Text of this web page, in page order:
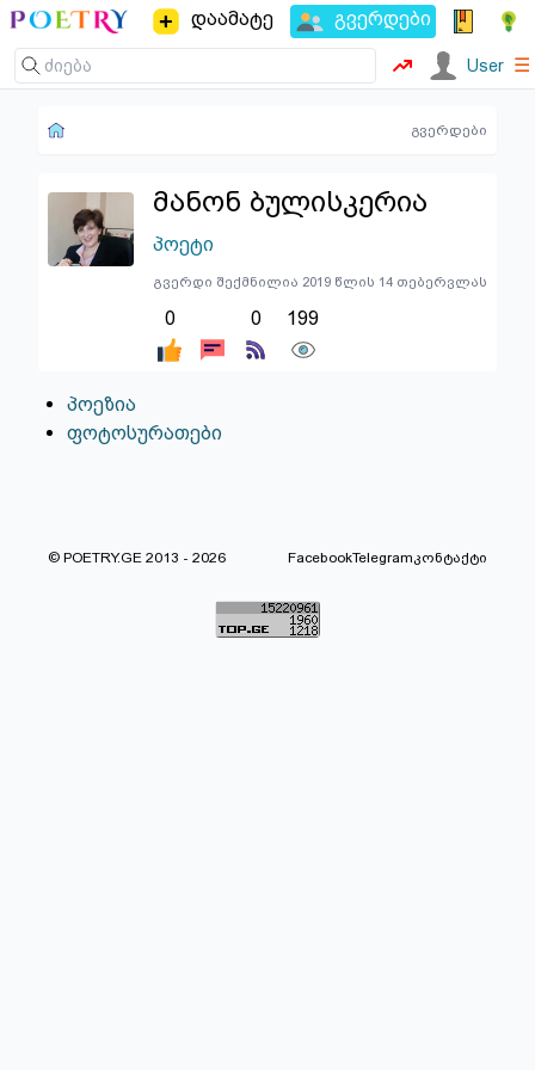
დაამატე გვერდები
User ☰
გვერდები
მანონ ბულისკერია
პოეტი
გვერდი შექმნილია 2019 წლის 14 თებერვლას
0 0 199
პოეზია
ფოტოსურათები
© POETRY.GE 2013 - 2026 FacebookTelegramკონტაქტი